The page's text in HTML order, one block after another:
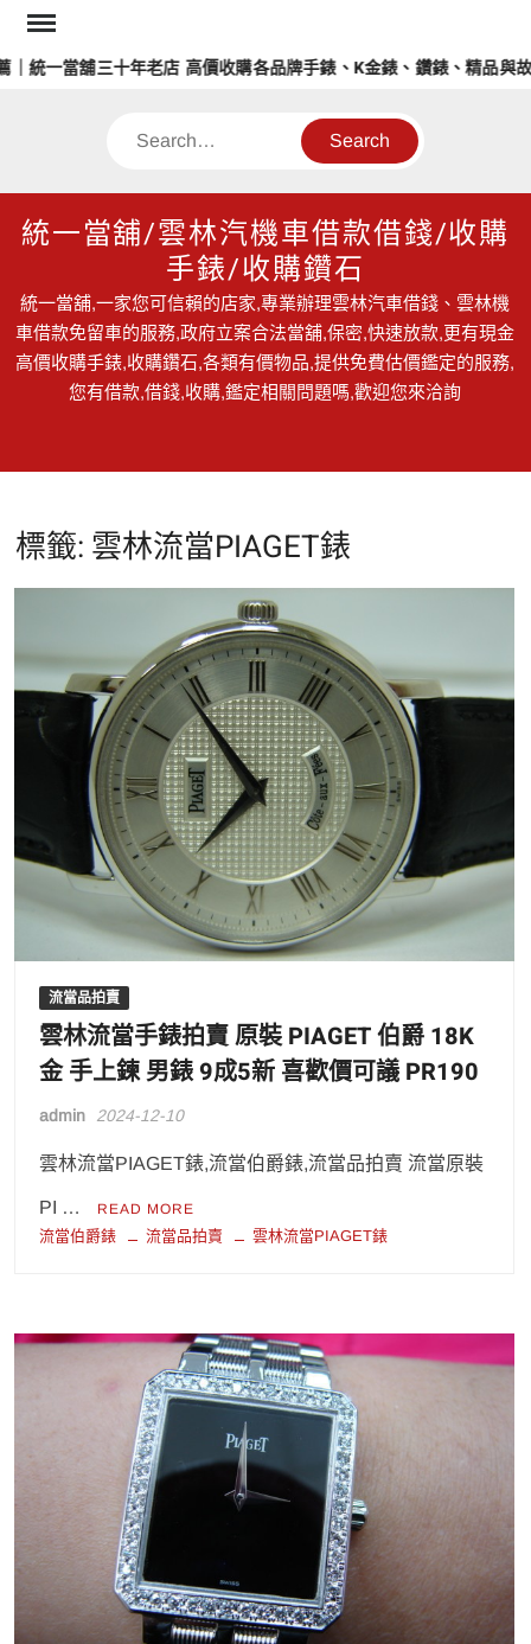
Skip
content
統一當舖三十年老店 高價收購各品牌手錶、K金錶、鑽錶、精品與故
Search
統一當舖/雲林汽機車借款借錢/收購
手錶/收購鑽石
統一當舖,一家您可信賴的店家,專業辦理雲林汽車借錢、雲林機
車借款免留車的服務,政府立案合法當舖,保密,快速放款,更有現金
高價收購手錶,收購鑽石,各類有價物品,提供免費估價鑑定的服務,
您有借款,借錢,收購,鑑定相關問題嗎,歡迎您來洽詢
標籤: 雲林流當PIAGET錶
流當品拍賣
雲林流當手錶拍賣 原裝 PIAGET 伯爵 18K
金 手上鍊 男錶 9成5新 喜歡價可議 PR190
admin 2024-12-10
雲林流當PIAGET錶,流當伯爵錶,流當品拍賣 流當原裝
PI … READ MORE
流當伯爵錶 流當品拍賣 雲林流當PIAGET錶